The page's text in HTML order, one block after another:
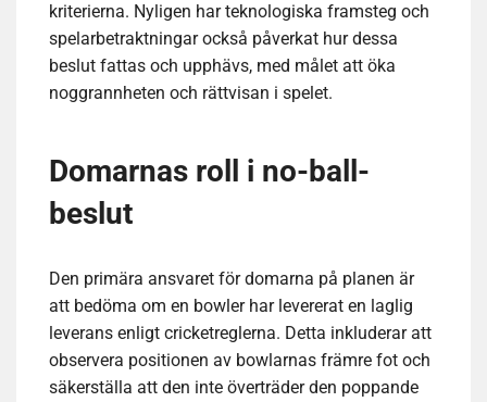
kriterierna. Nyligen har teknologiska framsteg och
spelarbetraktningar också påverkat hur dessa
beslut fattas och upphävs, med målet att öka
noggrannheten och rättvisan i spelet.
Domarnas roll i no-ball-
beslut
Den primära ansvaret för domarna på planen är
att bedöma om en bowler har levererat en laglig
leverans enligt cricketreglerna. Detta inkluderar att
observera positionen av bowlarnas främre fot och
säkerställa att den inte överträder den poppande